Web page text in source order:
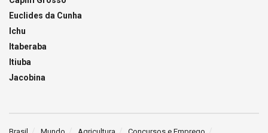
Euclides da Cunha
Ichu
Itaberaba
Itiuba
Jacobina